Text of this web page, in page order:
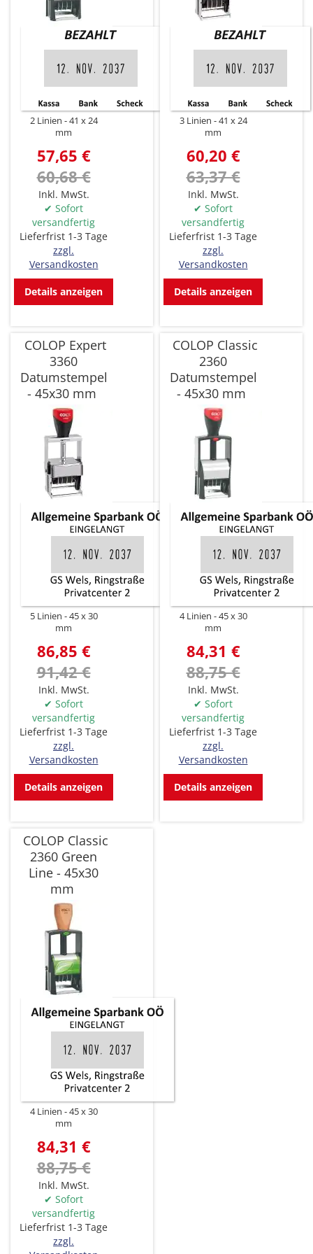
2 Linien
41 x 24
mm
57,65 €
60,68 €
Inkl. MwSt.
✔ Sofort
versandfertig
Lieferfrist 1-3 Tage
zzgl.
Versandkosten
Details anzeigen
3 Linien
41 x 24
mm
60,20 €
63,37 €
Inkl. MwSt.
✔ Sofort
versandfertig
Lieferfrist 1-3 Tage
zzgl.
Versandkosten
Details anzeigen
COLOP Expert
3360
Datumstempel
- 45x30 mm
5 Linien
45 x 30
mm
86,85 €
91,42 €
Inkl. MwSt.
✔ Sofort
versandfertig
Lieferfrist 1-3 Tage
zzgl.
Versandkosten
Details anzeigen
COLOP Classic
2360
Datumstempel
- 45x30 mm
4 Linien
45 x 30
mm
84,31 €
88,75 €
Inkl. MwSt.
✔ Sofort
versandfertig
Lieferfrist 1-3 Tage
zzgl.
Versandkosten
Details anzeigen
COLOP Classic
2360 Green
Line - 45x30
mm
4 Linien
45 x 30
mm
84,31 €
88,75 €
Inkl. MwSt.
✔ Sofort
versandfertig
Lieferfrist 1-3 Tage
zzgl.